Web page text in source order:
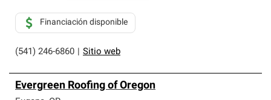
(541) 246-6860 Sitio web
Financiación disponible
Evergreen Roofing of Oregon